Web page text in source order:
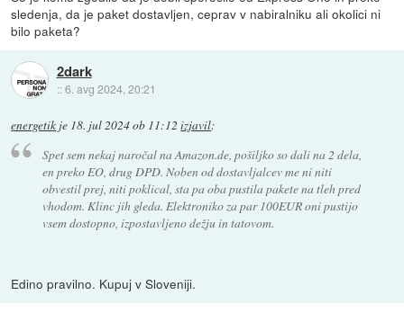
sledenja, da je paket dostavljen, ceprav v nabiralniku ali okolici ni
bilo paketa?
2dark
::6. avg 2024, 20:21
energetik je 18. jul 2024 ob 11:12 izjavil:
Spet sem nekaj naročal na Amazon.de, pošiljko so dali na 2 dela,
en preko EO, drug DPD. Noben od dostavljalcev me ni niti
obvestil prej, niti poklical, sta pa oba pustila pakete na tleh pred
vhodom. Klinc jih gleda. Elektroniko za par 100EUR oni pustijo
vsem dostopno, izpostavljeno dežju in tatovom.
Edino pravilno. Kupuj v Sloveniji.